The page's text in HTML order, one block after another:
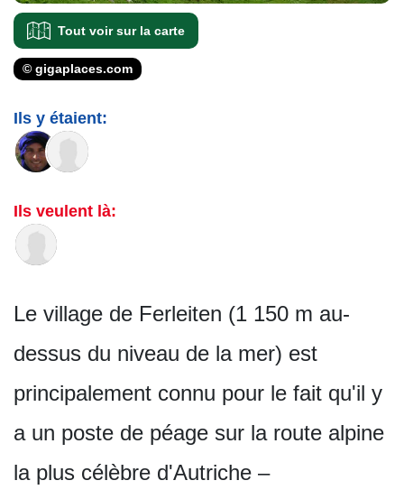
Tout voir sur la carte
© gigaplaces.com
Ils y étaient:
Ils veulent là:
Le village de Ferleiten (1 150 m au-
dessus du niveau de la mer) est
principalement connu pour le fait qu'il y
a un poste de péage sur la route alpine
la plus célèbre d'Autriche –